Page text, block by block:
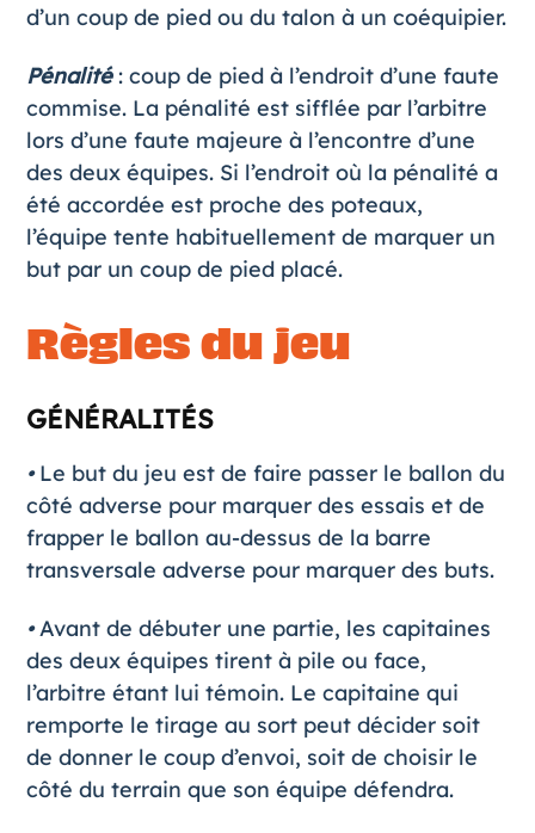
d’un coup de pied ou du talon à un coéquipier.
Pénalité: coup de pied à l’endroit d’une faute
commise. La pénalité est sifflée par l’arbitre
lors d’une faute majeure à l’encontre d’une
des deux équipes. Si l’endroit où la pénalité a
été accordée est proche des poteaux,
l’équipe tente habituellement de marquer un
but par un coup de pied placé.
Règles du jeu
GÉNÉRALITÉS
•Le but du jeu est de faire passer le ballon du
côté adverse pour marquer des essais et de
frapper le ballon au-dessus de la barre
transversale adverse pour marquer des buts.
•Avant de débuter une partie, les capitaines
des deux équipes tirent à pile ou face,
l’arbitre étant lui témoin. Le capitaine qui
remporte le tirage au sort peut décider soit
de donner le coup d’envoi, soit de choisir le
côté du terrain que son équipe défendra.